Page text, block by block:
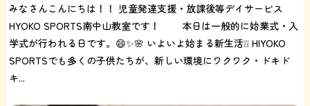
みなさんこんにちは！！ 児童発達支援・放課後等デイサービス
HYOKO SPORTS南中山教室です！ 本日は一般的に始業式・入
学式が行われる日です。😄✨🌸 いよいよ始まる新生活❕❕ HIYOKO
SPORTSでも多くの子供たちが、新しい環境にワクワク・ドキド
キ...